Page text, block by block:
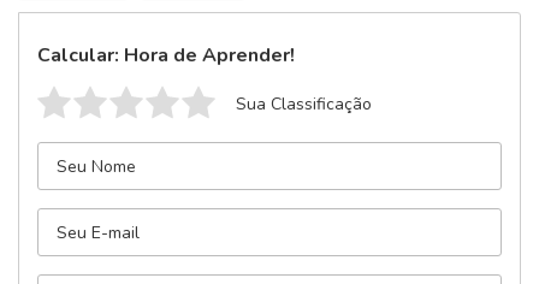
Calcular: Hora de Aprender!
Sua Classificação